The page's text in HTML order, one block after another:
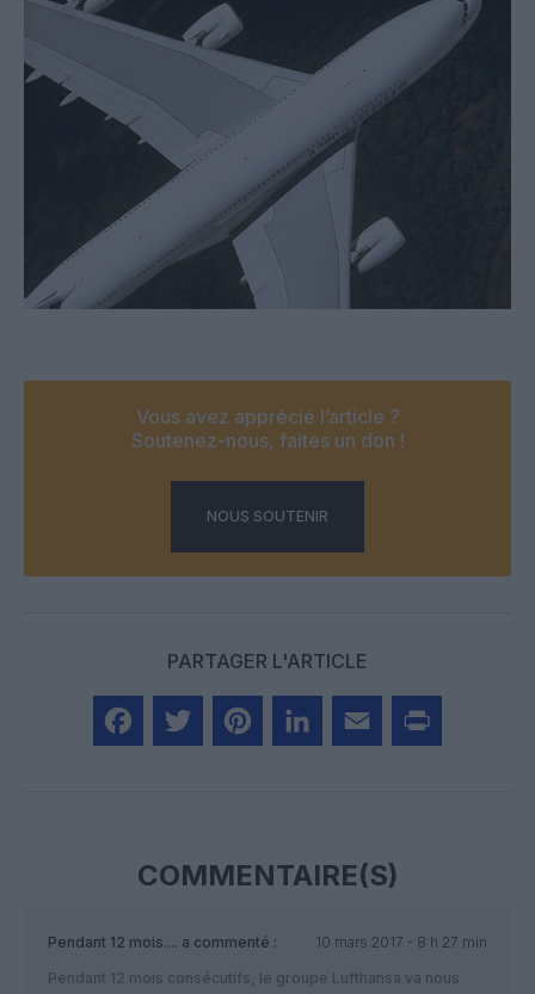
Vous avez apprécié l’article ?
Soutenez-nous, faites un don !
NOUS SOUTENIR
PARTAGER L'ARTICLE
COMMENTAIRE(S)
Pendant 12 mois.... a commenté :
10 mars 2017 - 8 h 27 min
Pendant 12 mois consécutifs, le groupe Lufthansa va nous